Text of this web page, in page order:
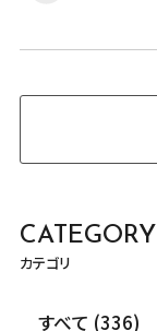
CATEGORY
カテゴリ
すべて (336)